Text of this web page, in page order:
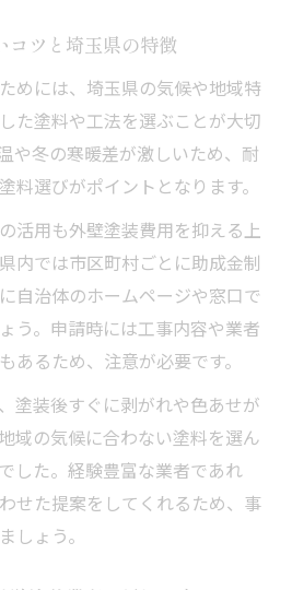
選びで重視すべき比較ポイ
の外壁塗装塗料の特徴と違い
性や遮熱性を塗料で比較し
と塗料性能を両立させるコ
しない塗料選択の基準
コツと埼玉県の特徴
めには、埼玉県の気候や地域特
た塗料や工法を選ぶことが大切
や冬の寒暖差が激しいため、耐
料選びがポイントとなります。
活用も外壁塗装費用を抑える上
内では市区町村ごとに助成金制
自治体のホームページや窓口で
う。申請時には工事内容や業者
あるため、注意が必要です。
塗装後すぐに剥がれや色あせが
域の気候に合わない塗料を選ん
した。経験豊富な業者であれ
せた提案をしてくれるため、事
しょう。